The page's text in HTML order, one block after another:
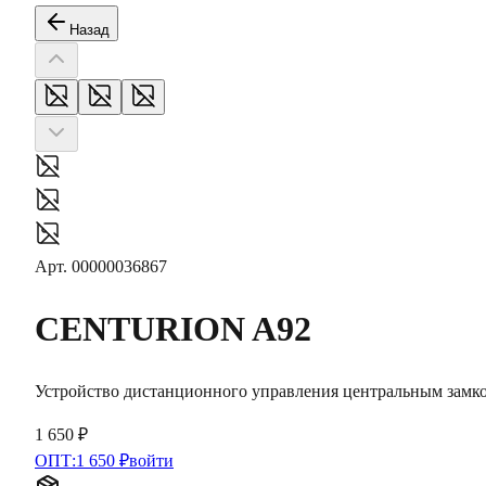
Назад
Арт. 00000036867
CENTURIONA92
Устройство дистанционного управления центральным
1 650 ₽
ОПТ:1 650 ₽войти